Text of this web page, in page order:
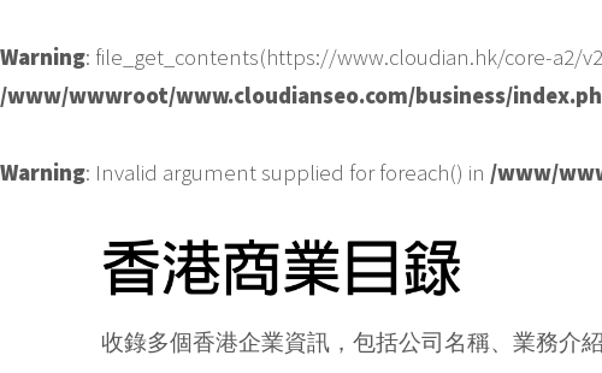
Warning: file_get_contents(https://www.cloudian.hk/core-a2/
/www/wwwroot/www.cloudianseo.com/business/
Warning: Invalid argument supplied for foreach() in /www/
收錄多個香港企業資訊，包括公司名稱、業務介紹